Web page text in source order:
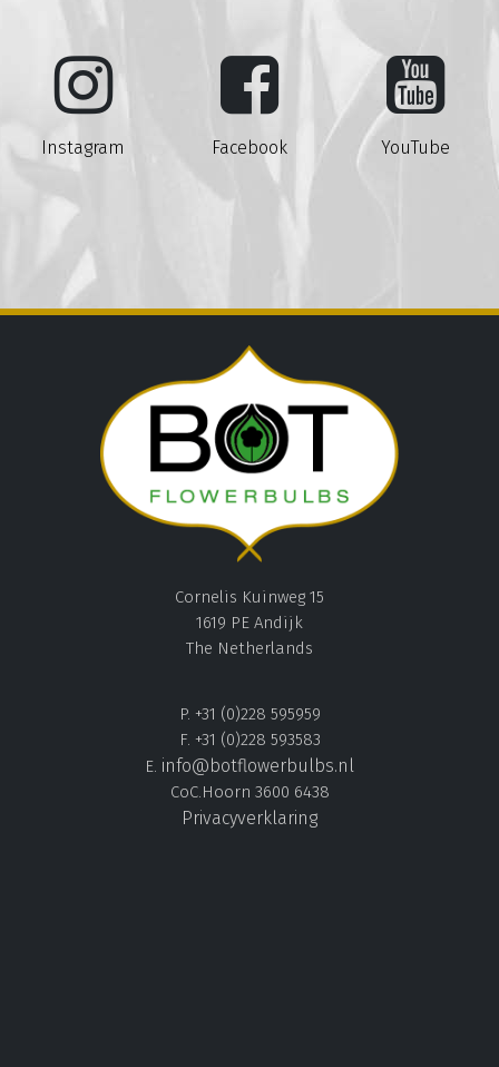
Instagram Facebook YouTube
Cornelis Kuinweg 15
1619 PE Andijk
The Netherlands
P. +31 (0)228 595959
F. +31 (0)228 593583
E. info@botflowerbulbs.nl
CoC.Hoorn 3600 6438
Privacyverklaring